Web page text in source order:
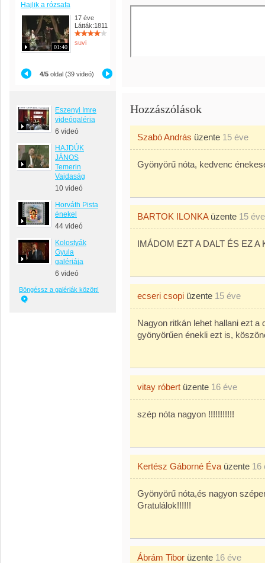
Hajlik a rózsafa
01:40
17 éve
Látták:1811
suvi
4/5 oldal (39 videó)
Eszenyi Imre
videógaléria
6 videó
HAJDÚK
JÁNOS
Temerin
Vajdaság
10 videó
Horváth Pista
énekel
44 videó
Kolostyák
Gyula
galériája
6 videó
Böngéssz a galériák között!
Hozzászólások
Szabó András üzente 15 éve
Gyönyörű nóta, kedvenc
BARTOK ILONKAüzente 15 éve
IMÁDOM EZT A DALT ÉS EZ
ecseri csopi üzente 15 éve
Nagyon ritkán lehet hallani ezt
gyönyörűen énekli ezt is,
vitay róbert üzente 16 éve
szép nóta nagyon !!!!!!!!!!!
Kertész Gáborné Éva üzente 16
Gyönyörű nóta,és nagyon
Gratulálok!!!!!!
Ábrám Tibor üzente 16 éve